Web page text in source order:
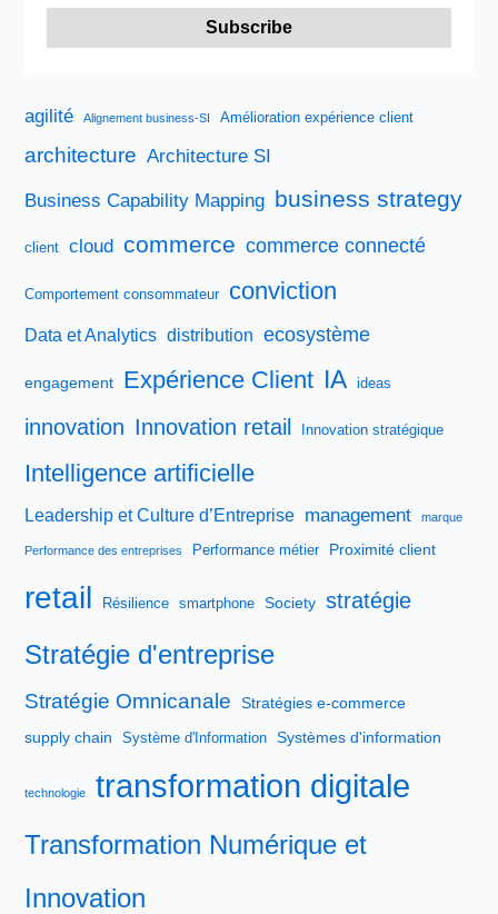
agilité Alignement business-SI Amélioration expérience client
architecture Architecture SI
Business Capability Mapping business strategy
client cloud commerce commerce connecté
Comportement consommateur conviction
Data et Analytics distribution ecosystème
engagement Expérience Client IA ideas
innovation Innovation retail Innovation stratégique
Intelligence artificielle
Leadership et Culture d’Entreprise management marque
Performance des entreprises Performance métier Proximité client
retail Résilience smartphone Society stratégie
Stratégie d'entreprise
Stratégie Omnicanale
Stratégies e-commerce
supply chain
Système d'Information Systèmes d'information
technologie transformation digitale
Transformation Numérique et
Innovation